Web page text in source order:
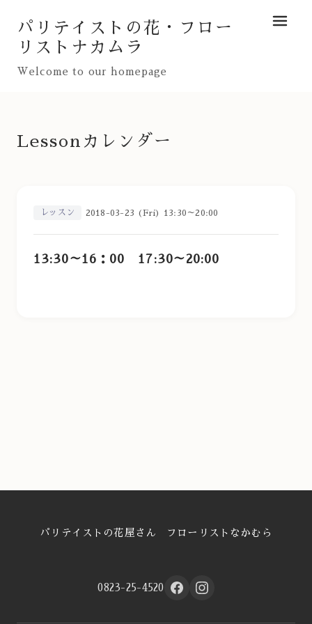
パリテイストの花・フロー
リストナカムラ
Welcome to our homepage
メニュ
Lessonカレンダー
レッスン 2018-03-23 (Fri) 13:30～20:00
13:30～16：00 17:30～20:00
パリテイストの花屋さん フローリストなかむら
0823-25-4520